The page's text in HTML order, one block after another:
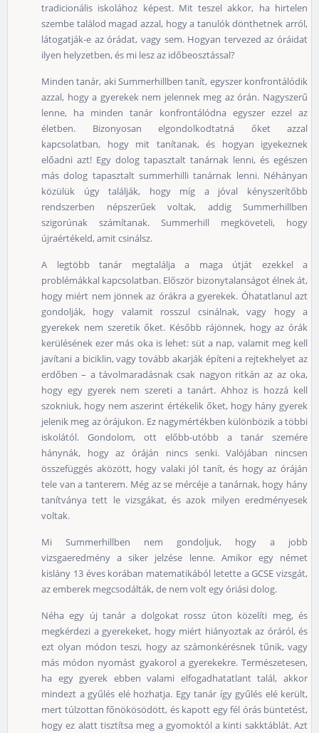
tradicionális iskolához képest. Mit teszel akkor, ha hirtelen
szembe találod magad azzal, hogy a tanulók dönthetnek arról,
látogatják-e az órádat, vagy sem. Hogyan tervezed az óráidat
ilyen helyzetben, és mi lesz az időbeosztással?
Minden tanár, aki Summerhillben tanít, egyszer konfrontálódik
azzal, hogy a gyerekek nem jelennek meg az órán. Nagyszerű
lenne, ha minden tanár konfrontálódna egyszer ezzel az
életben. Bizonyosan elgondolkodtatná őket azzal
kapcsolatban, hogy mit tanítanak, és hogyan igyekeznek
előadni azt! Egy dolog tapasztalt tanárnak lenni, és egészen
más dolog tapasztalt summerhilli tanárnak lenni. Néhányan
közülük úgy találják, hogy míg a jóval kényszerítőbb
rendszerben népszerűek voltak, addig Summerhillben
szigorúnak számítanak. Summerhill megköveteli, hogy
újraértékeld, amit csinálsz.
A legtöbb tanár megtalálja a maga útját ezekkel a
problémákkal kapcsolatban. Először bizonytalanságot élnek át,
hogy miért nem jönnek az órákra a gyerekek. Óhatatlanul azt
gondolják, hogy valamit rosszul csinálnak, vagy hogy a
gyerekek nem szeretik őket. Később rájönnek, hogy az órák
kerülésének ezer más oka is lehet: süt a nap, valamit meg kell
javítani a biciklin, vagy tovább akarják építeni a rejtekhelyet az
erdőben – a távolmaradásnak csak nagyon ritkán az az oka,
hogy egy gyerek nem szereti a tanárt. Ahhoz is hozzá kell
szokniuk, hogy nem aszerint értékelik őket, hogy hány gyerek
jelenik meg az órájukon. Ez nagymértékben különbözik a többi
iskolától. Gondolom, ott előbb-utóbb a tanár szemére
hánynák, hogy az óráján nincs senki. Valójában nincsen
összefüggés aközött, hogy valaki jól tanít, és hogy az óráján
tele van a tanterem. Még az se mércéje a tanárnak, hogy hány
tanítványa tett le vizsgákat, és azok milyen eredményesek
voltak.
Mi Summerhillben nem gondoljuk, hogy a jobb
vizsgaeredmény a siker jelzése lenne. Amikor egy német
kislány 13 éves korában matematikából letette a GCSE vizsgát,
az emberek megcsodálták, de nem volt egy óriási dolog.
Néha egy új tanár a dolgokat rossz úton közelíti meg, és
megkérdezi a gyerekeket, hogy miért hiányoztak az óráról, és
ezt olyan módon teszi, hogy az számonkérésnek tűnik, vagy
más módon nyomást gyakorol a gyerekekre. Természetesen,
ha egy gyerek ebben valami elfogadhatatlant talál, akkor
mindezt a gyűlés elé hozhatja. Egy tanár így gyűlés elé került,
mert túlzottan főnökösödött, és kapott egy fél órás büntetést,
hogy ez alatt tisztítsa meg a gyomoktól a kinti sakktáblát. Azt